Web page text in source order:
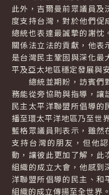
此外，吉爾曼前眾議員及
度支持台灣，對於他們促
總統也表達最誠摯的謝忱
關係法立法的貢獻，他表
是台灣民主鞏固與深化最
平及亞太地區穩定發展與
總統並期盼，訪賓們
務能從旁協助與指導，讓
民主太平洋聯盟所倡導的
播至環太平洋地區乃至世
藍格眾議員則表示，雖然
支持台灣的朋友，但他
動，讓彼此更加了解，此
組織的成立大會，他感到
洋聯盟所倡導的民主、和
組織的成立傳揚至全世界。